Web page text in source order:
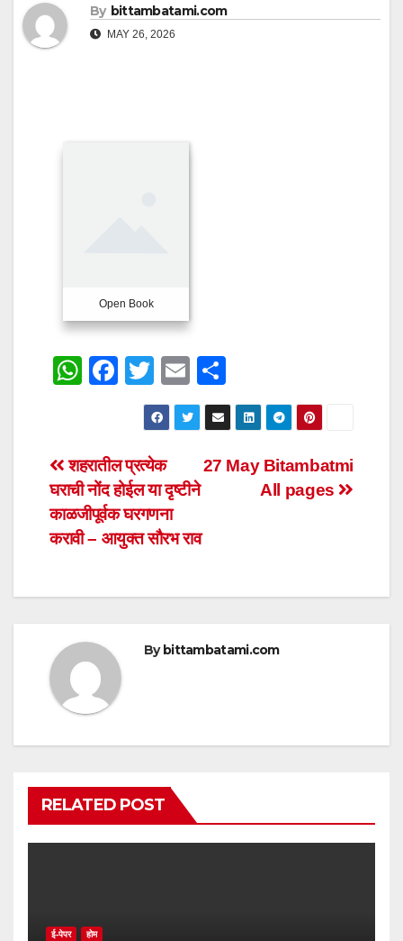
By bittambatami.com
MAY 26, 2026
Open Book
W
s
A
p
p
F
e
b
o
o
T
wi
tt
er
E
m
ail
h
ar
e
Post
navigation
27 May Bitambatmi
All pages
शहरातील प्रत्येक
घराची नोंद होईल या दृष्टीने
काळजीपूर्वक घरगणना
करावी – आयुक्त सौरभ राव
By bittambatami.com
RELATED POST
ई-पेपर होम